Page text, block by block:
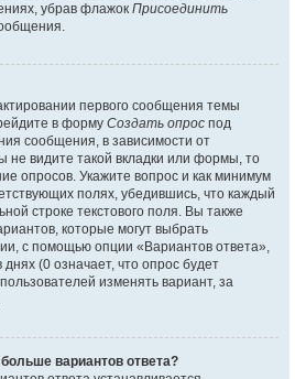
убрав флажок Присоединить
первого сообщения темы
в форму Создать опрос под
сообщения, в зависимости от
не видите такой вкладки или формы, то
опросов. Укажите вопрос и как минимум
полях, убедившись, что каждый
строке текстового поля. Вы также
которые могут выбрать
с помощью опции «Вариантов ответа»,
(0 означает, что опрос будет
изменять вариант, за
вариантов ответа?